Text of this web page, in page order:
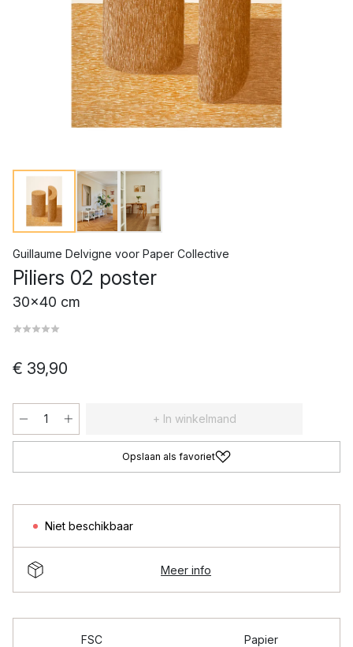
Guillaume Delvigne voor Paper Collective
Piliers 02 poster
30x40 cm
€ 39,90
+ In winkelmand
Opslaan als favoriet
Niet beschikbaar
Meer info
FSC Papier